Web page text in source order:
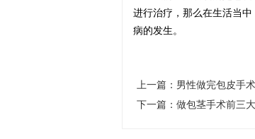
进行治疗，那么在生活当
病的发生。
上一篇： 男性做完包皮手
下一篇： 做包茎手术前三